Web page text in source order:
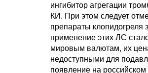
ингибитор агрегации
КИ. При этом следует
препараты клопидогреля
применение этих ЛС
мировым валютам, их
недоступными для
появление на